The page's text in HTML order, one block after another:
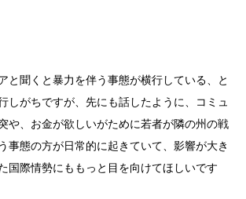
と聞くと暴力を伴う事態が横行している、と
しがちですが、先にも話したように、コミュ
や、お金が欲しいがために若者が隣の州の戦
事態の方が日常的に起きていて、影響が大き
国際情勢にももっと目を向けてほしいです